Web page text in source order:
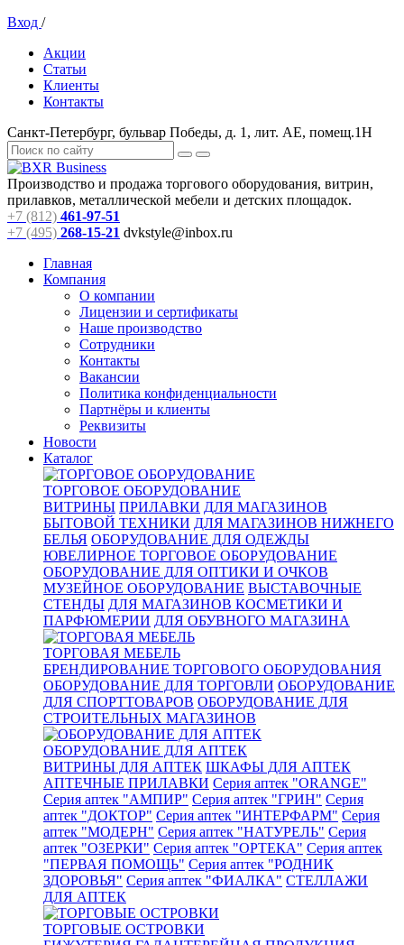
Вход /
Акции
Статьи
Клиенты
Контакты
Санкт-Петербург, бульвар Победы, д. 1, лит. АЕ, помещ.1Н
Производство и продажа торгового оборудования, витрин,
прилавков, металлической мебели и детских площадок.
+7 (812) 461-97-51
+7 (495) 268-15-21 dvkstyle@inbox.ru
Главная
Компания
О компании
Лицензии и сертификаты
Наше производство
Сотрудники
Контакты
Вакансии
Политика конфиденциальности
Партнёры и клиенты
Реквизиты
Новости
Каталог
ТОРГОВОЕ ОБОРУДОВАНИЕ
ВИТРИНЫ ПРИЛАВКИ ДЛЯ МАГАЗИНОВ
БЫТОВОЙ ТЕХНИКИ ДЛЯ МАГАЗИНОВ НИЖНЕГО
БЕЛЬЯ ОБОРУДОВАНИЕ ДЛЯ ОДЕЖДЫ
ЮВЕЛИРНОЕ ТОРГОВОЕ ОБОРУДОВАНИЕ
ОБОРУДОВАНИЕ ДЛЯ ОПТИКИ И ОЧКОВ
МУЗЕЙНОЕ ОБОРУДОВАНИЕ ВЫСТАВОЧНЫЕ
СТЕНДЫ ДЛЯ МАГАЗИНОВ КОСМЕТИКИ И
ПАРФЮМЕРИИ ДЛЯ ОБУВНОГО МАГАЗИНА
ТОРГОВАЯ МЕБЕЛЬ
БРЕНДИРОВАНИЕ ТОРГОВОГО ОБОРУДОВАНИЯ
ОБОРУДОВАНИЕ ДЛЯ ТОРГОВЛИ ОБОРУДОВАНИЕ
ДЛЯ СПОРТТОВАРОВ ОБОРУДОВАНИЕ ДЛЯ
СТРОИТЕЛЬНЫХ МАГАЗИНОВ
ОБОРУДОВАНИЕ ДЛЯ АПТЕК
ВИТРИНЫ ДЛЯ АПТЕК ШКАФЫ ДЛЯ АПТЕК
АПТЕЧНЫЕ ПРИЛАВКИ Серия аптек "ORANGE"
Серия аптек "АМПИР" Серия аптек "ГРИН" Серия
аптек "ДОКТОР" Серия аптек "ИНТЕРФАРМ" Серия
аптек "МОДЕРН" Серия аптек "НАТУРЕЛЬ" Серия
аптек "ОЗЕРКИ" Серия аптек "ОРТЕКА" Серия аптек
"ПЕРВАЯ ПОМОЩЬ" Серия аптек "РОДНИК
ЗДОРОВЬЯ" Серия аптек "ФИАЛКА" СТЕЛЛАЖИ
ДЛЯ АПТЕК
ТОРГОВЫЕ ОСТРОВКИ